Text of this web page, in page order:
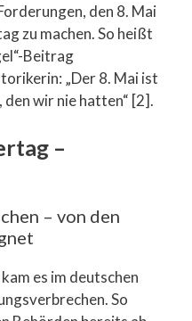
den 8. Mai
zu machen. So heißt
Beitrag
„Der 8. Mai ist
wir nie hatten“ [2].
–
– von den
es im deutschen
So